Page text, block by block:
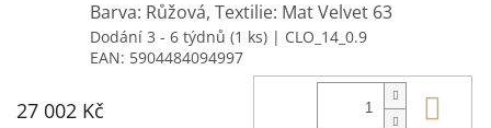
Barva: Růžová, Textilie: Mat Velvet 63
Dodání 3 - 6 týdnů (1 ks) | CLO_14_0.9
EAN: 5904484094997
27 002 Kč